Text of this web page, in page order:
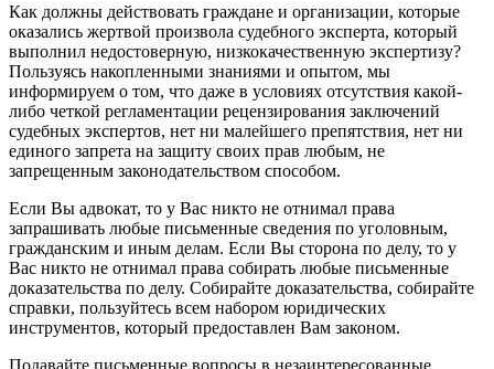
Как должны действовать граждане и организации, которые
оказались жертвой произвола судебного эксперта, который
выполнил недостоверную, низкокачественную экспертизу?
Пользуясь накопленными знаниями и опытом, мы
информируем о том, что даже в условиях отсутствия какой-
либо четкой регламентации рецензирования заключений
судебных экспертов, нет ни малейшего препятствия, нет ни
единого запрета на защиту своих прав любым, не
запрещенным законодательством способом.
Если Вы адвокат, то у Вас никто не отнимал права
запрашивать любые письменные сведения по уголовным,
гражданским и иным делам. Если Вы сторона по делу, то у
Вас никто не отнимал права собирать любые письменные
доказательства по делу. Собирайте доказательства, собирайте
справки, пользуйтесь всем набором юридических
инструментов, который предоставлен Вам законом.
Подавайте письменные вопросы в незаинтересованные